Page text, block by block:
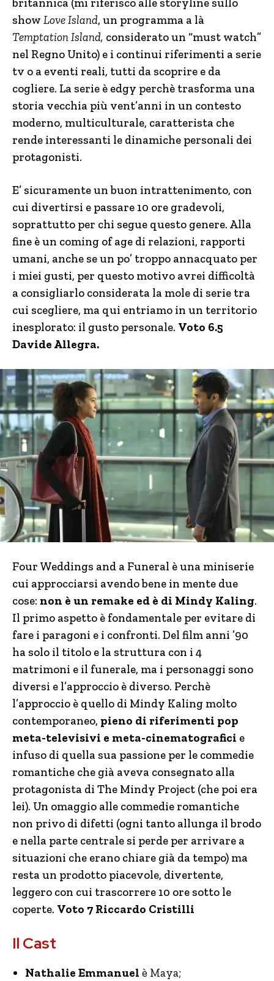
show Love Island, un programma a là
Temptation Island, considerato un “must watch”
nel Regno Unito) e i continui riferimenti a serie
tv o a eventi reali, tutti da scoprire e da
cogliere. La serie è edgy perchè trasforma una
storia vecchia più vent’anni in un contesto
moderno, multiculturale, caratterista che
rende interessanti le dinamiche personali dei
protagonisti.
E’ sicuramente un buon intrattenimento, con
cui divertirsi e passare 10 ore gradevoli,
soprattutto per chi segue questo genere. Alla
fine è un coming of age di relazioni, rapporti
umani, anche se un po’ troppo annacquato per
i miei gusti, per questo motivo avrei difficoltà
a consigliarlo considerata la mole di serie tra
cui scegliere, ma qui entriamo in un territorio
inesplorato: il gusto personale. Voto 6.5
Davide Allegra.
Four Weddings and a Funeral è una miniserie
cui approcciarsi avendo bene in mente due
cose: non è un remake ed è di Mindy Kaling.
Il primo aspetto è fondamentale per evitare di
fare i paragoni e i confronti. Del film anni ’90
ha solo il titolo e la struttura con i 4
matrimoni e il funerale, ma i personaggi sono
diversi e l’approccio è diverso. Perchè
l’approccio è quello di Mindy Kaling molto
contemporaneo, pieno di riferimenti pop
meta-televisivi e meta-cinematografici e
infuso di quella sua passione per le commedie
romantiche che già aveva consegnato alla
protagonista di The Mindy Project (che poi era
lei). Un omaggio alle commedie romantiche
non privo di difetti (ogni tanto allunga il brodo
e nella parte centrale si perde per arrivare a
situazioni che erano chiare già da tempo) ma
resta un prodotto piacevole, divertente,
leggero con cui trascorrere 10 ore sotto le
coperte. Voto 7 Riccardo Cristilli
Il Cast
Nathalie Emmanuel è Maya;